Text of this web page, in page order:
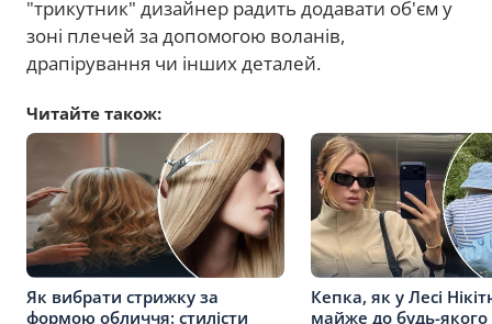
"трикутник" дизайнер радить додавати об'єм у
зоні плечей за допомогою воланів,
драпірування чи інших деталей.
Читайте також:
Як вибрати стрижку за
формою обличчя: стилісти
Кепка, як у Лесі
майже до будь-якого